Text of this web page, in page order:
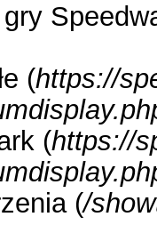
(https://
(https://
(/